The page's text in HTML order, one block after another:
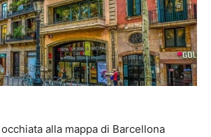
alla mappa di Barcellona